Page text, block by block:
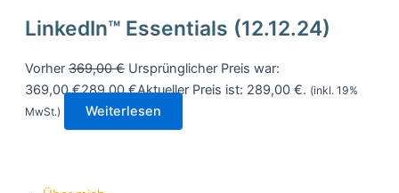
LinkedIn™ Essentials (12.12.24)
Vorher 369,00€ Ursprünglicher Preis war:
369,00 €289,00€Aktueller Preis ist: 289,00 €. (inkl. 19%
MwSt.)
Weiterlesen